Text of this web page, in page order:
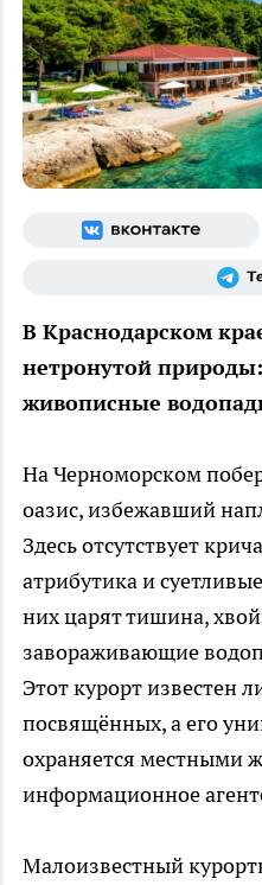
В Краснодарском
нетронутой
живописные
На Черноморском
оазис, избежавший
Здесь отсутствует
атрибутика и
них царят тишина,
завораживающие
Этот курорт известен
посвящённых, а его
охраняется местными
информационное
Малоизвестный